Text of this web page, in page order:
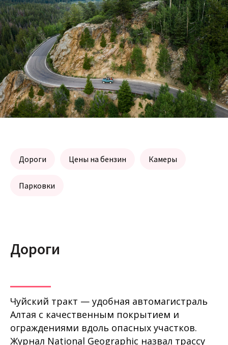
Дороги Цены на бензин Камеры
Парковки
Дороги
Чуйский тракт — удобная автомагистраль
Алтая с качественным покрытием и
ограждениями вдоль опасных участков.
Журнал National Geographic назвал трассу